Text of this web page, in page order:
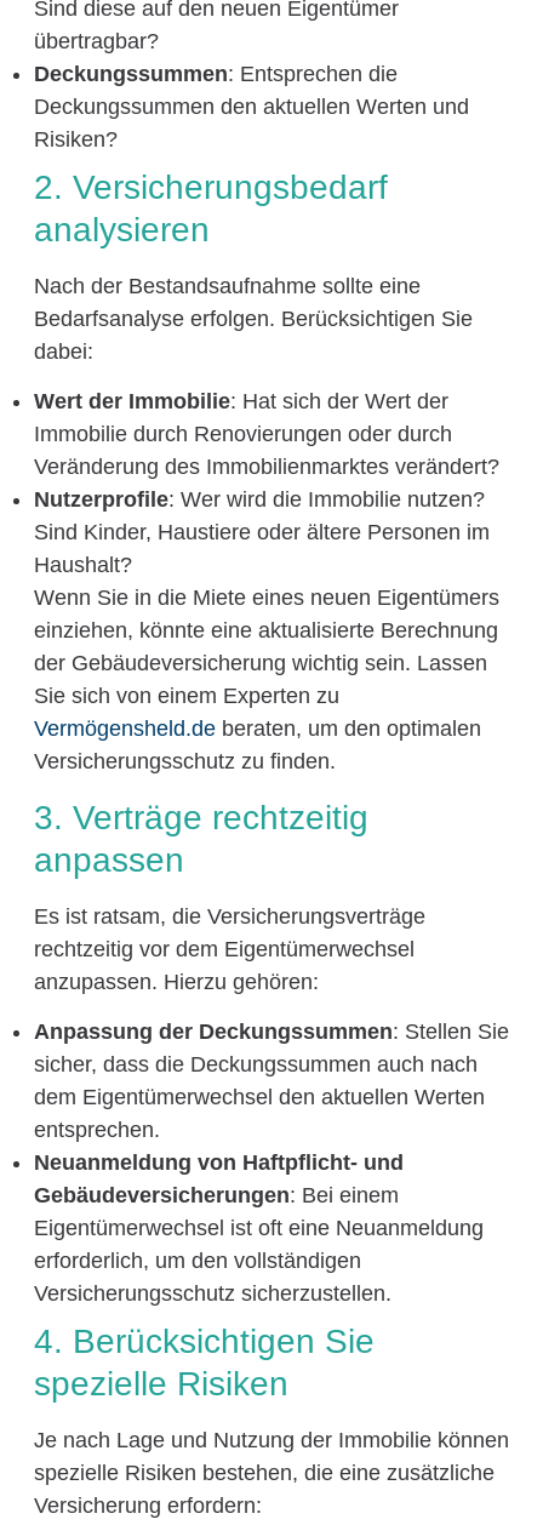
Sind diese auf den neuen Eigentümer
übertragbar?
Deckungssummen: Entsprechen die
Deckungssummen den aktuellen Werten und
Risiken?
2. Versicherungsbedarf
analysieren
Nach der Bestandsaufnahme sollte eine
Bedarfsanalyse erfolgen. Berücksichtigen Sie
dabei:
Wert der Immobilie: Hat sich der Wert der
Immobilie durch Renovierungen oder durch
Veränderung des Immobilienmarktes verändert?
Nutzerprofile: Wer wird die Immobilie nutzen?
Sind Kinder, Haustiere oder ältere Personen im
Haushalt?
Wenn Sie in die Miete eines neuen Eigentümers
einziehen, könnte eine aktualisierte Berechnung
der Gebäudeversicherung wichtig sein. Lassen
Sie sich von einem Experten zu
Vermögensheld.deberaten, um den optimalen
Versicherungsschutz zu finden.
3. Verträge rechtzeitig
anpassen
Es ist ratsam, die Versicherungsverträge
rechtzeitig vor dem Eigentümerwechsel
anzupassen. Hierzu gehören:
Anpassung der Deckungssummen: Stellen Sie
sicher, dass die Deckungssummen auch nach
dem Eigentümerwechsel den aktuellen Werten
entsprechen.
Neuanmeldung von Haftpflicht- und
Gebäudeversicherungen: Bei einem
Eigentümerwechsel ist oft eine Neuanmeldung
erforderlich, um den vollständigen
Versicherungsschutz sicherzustellen.
4. Berücksichtigen Sie
spezielle Risiken
Je nach Lage und Nutzung der Immobilie können
spezielle Risiken bestehen, die eine zusätzliche
Versicherung erfordern: